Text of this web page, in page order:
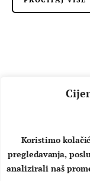
Koristimo
pregledavanja,
analizirali naš
O NAMA